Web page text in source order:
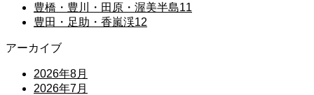
豊橋・豊川・田原・渥美半島11
豊田・足助・香嵐渓12
アーカイブ
2026年8月
2026年7月